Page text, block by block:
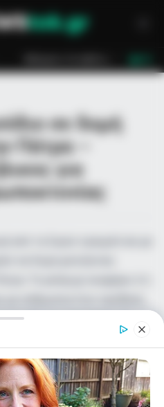
σε δομή
Πάτρα –
για
ότι θα τον σκοτώσει. Το…